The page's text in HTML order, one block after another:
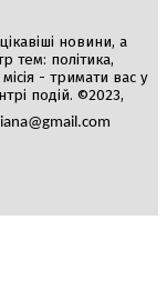
новини, а
тем: політика,
- тримати вас у
подій. ©2023,